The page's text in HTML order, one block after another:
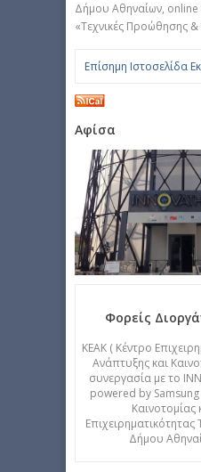
Δήμου Αθηναίων, online
«Τεχνικές Προώθησης
Επίσημη Ιστοσελίδα
Αφίσα
Φορείς
ΚΕΑΚ ( Κέντρο
Ανάπτυξης και
συνεργασία με το
powered by
Καινοτομίας
Δήμου